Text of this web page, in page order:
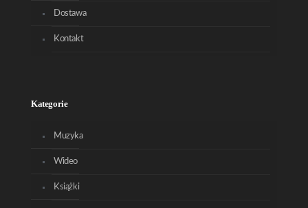
Dostawa
Kontakt
Kategorie
Muzyka
Wideo
Książki